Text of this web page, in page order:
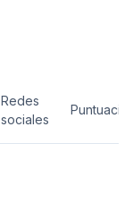
Redes
sociales